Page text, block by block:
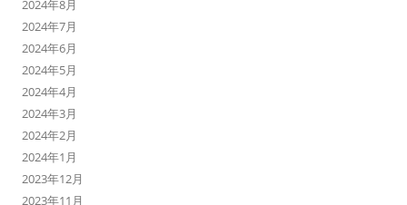
2024年8月
2024年7月
2024年6月
2024年5月
2024年4月
2024年3月
2024年2月
2024年1月
2023年12月
2023年11月